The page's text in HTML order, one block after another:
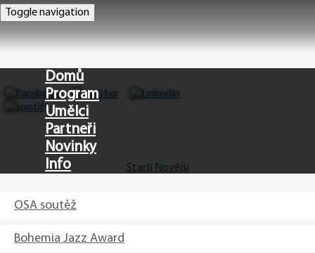
Toggle navigation
Domů
Program
Umělci
Partneři
Novinky
Info
Starší Novější
OSA soutěž
Bohemia Jazz Award